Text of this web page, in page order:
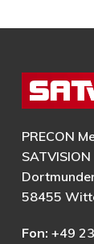
PRECON
SATVISION
58455
Fon: +49